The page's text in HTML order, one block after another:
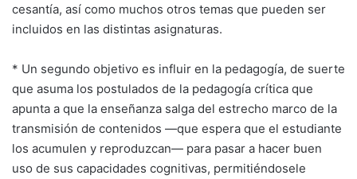
cesantía, así como muchos otros temas que pueden ser
incluidos en las distintas asignaturas.
* Un segundo objetivo es influir en la pedagogía, de suerte
que asuma los postulados de la pedagogía crítica que
apunta a que la enseñanza salga del estrecho marco de la
transmisión de contenidos —que espera que el estudiante
los acumulen y reproduzcan— para pasar a hacer buen
uso de sus capacidades cognitivas, permitiéndosele